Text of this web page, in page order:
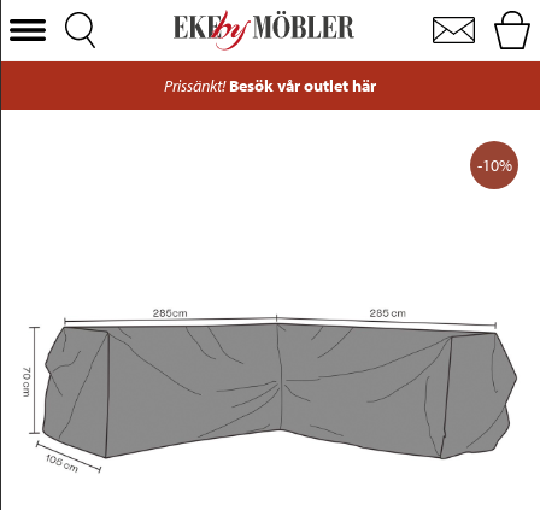
Möbelskydd för hörnsoffa vattentätt & andas 285x285x105xH70 cm
Välj Kategori
Förvaring
Inredning
Mattor
Belysning
Prissänkt! Besök vår outlet här
-10%